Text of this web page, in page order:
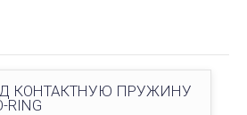
КОНТАКТНУЮ ПРУЖИНУ
RING